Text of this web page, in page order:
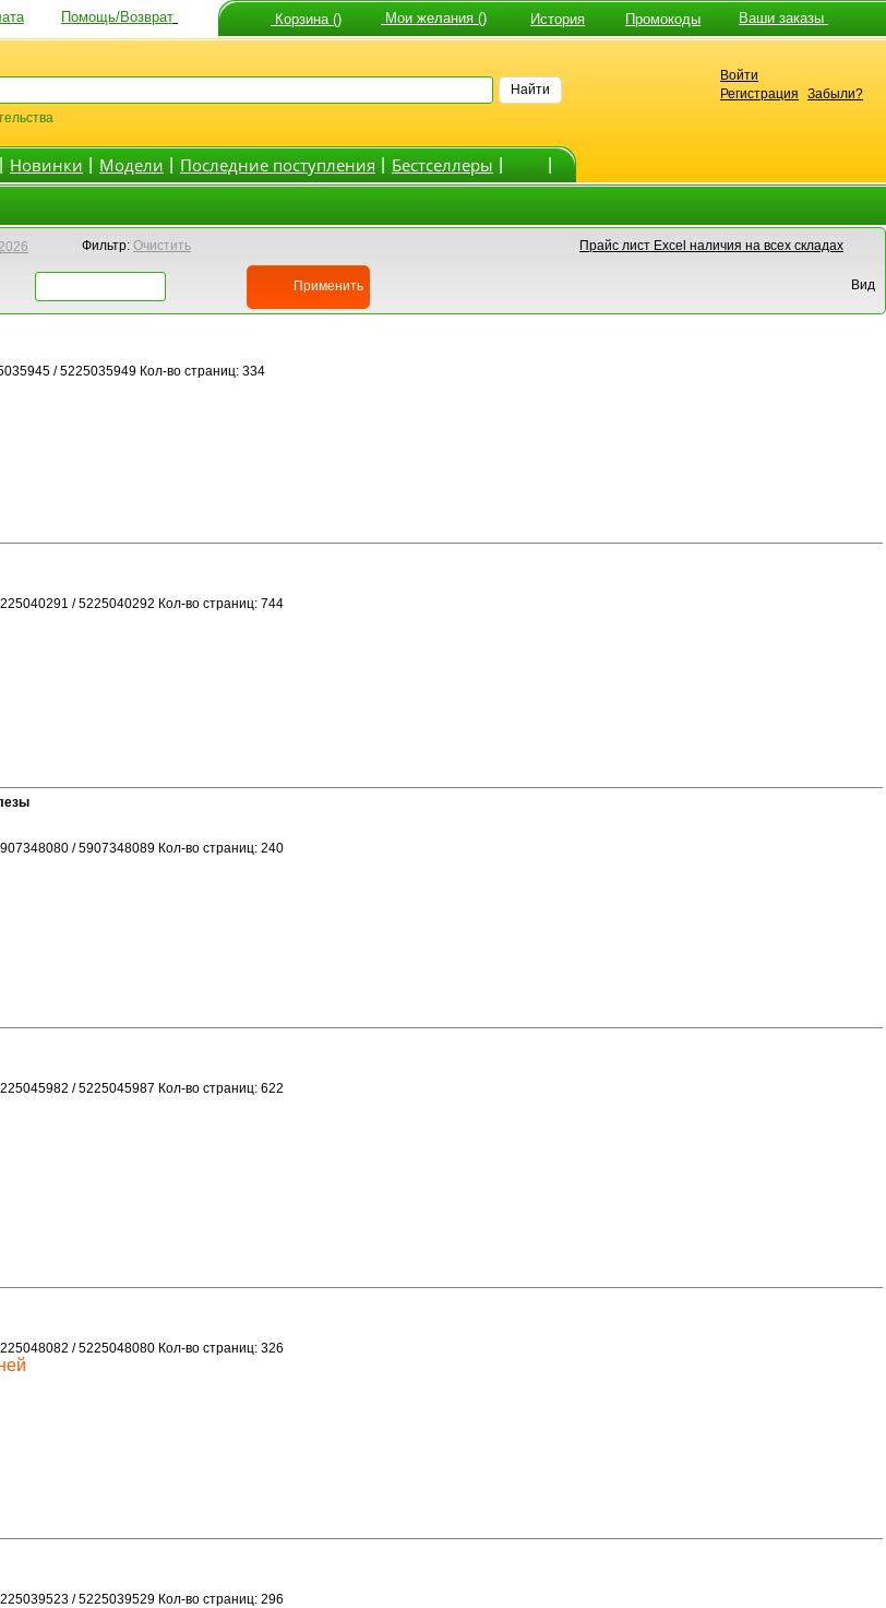
Помощь/Возврат Корзина () Мои желания () История Промокоды Ваши заказы
Найти
Новинки Модели Последние поступления Бестселлеры
Войти
Регистрация
Забыли?
Фильтр: Очистить Прайс лист Excel наличия на всех складах
Применить Вид
/ 5225035949 Кол-во страниц: 334
/ 5225040292 Кол-во страниц: 744
/ 5907348089 Кол-во страниц: 240
/ 5225045987 Кол-во страниц: 622
/ 5225048080 Кол-во страниц: 326
/ 5225039529 Кол-во страниц: 296